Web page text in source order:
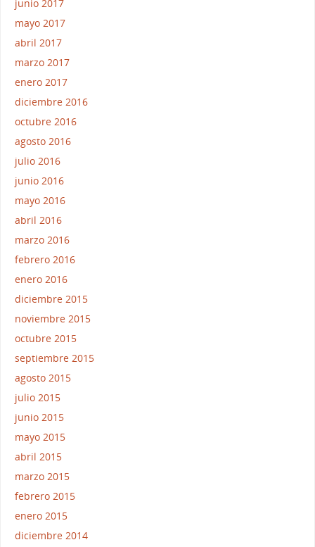
junio 2017
mayo 2017
abril 2017
marzo 2017
enero 2017
diciembre 2016
octubre 2016
agosto 2016
julio 2016
junio 2016
mayo 2016
abril 2016
marzo 2016
febrero 2016
enero 2016
diciembre 2015
noviembre 2015
octubre 2015
septiembre 2015
agosto 2015
julio 2015
junio 2015
mayo 2015
abril 2015
marzo 2015
febrero 2015
enero 2015
diciembre 2014